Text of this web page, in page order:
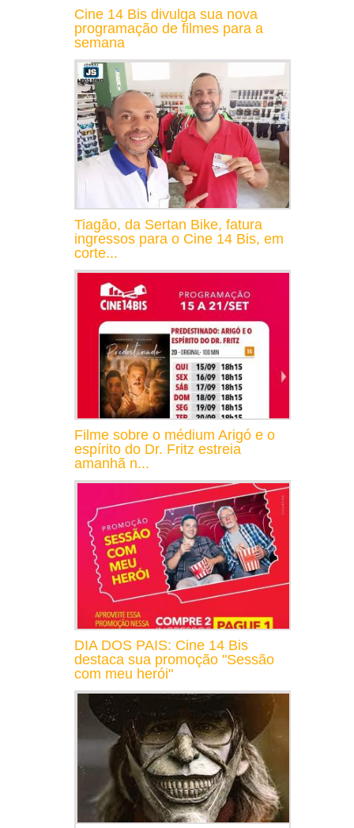
Cine 14 Bis divulga sua nova
programação de filmes para a
semana
Tiagão, da Sertan Bike, fatura
ingressos para o Cine 14 Bis, em
corte...
Filme sobre o médium Arigó e o
espírito do Dr. Fritz estreia
amanhã n...
DIA DOS PAIS: Cine 14 Bis
destaca sua promoção "Sessão
com meu herói"